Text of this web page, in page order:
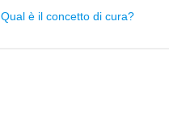
Qual è il concetto di cura?